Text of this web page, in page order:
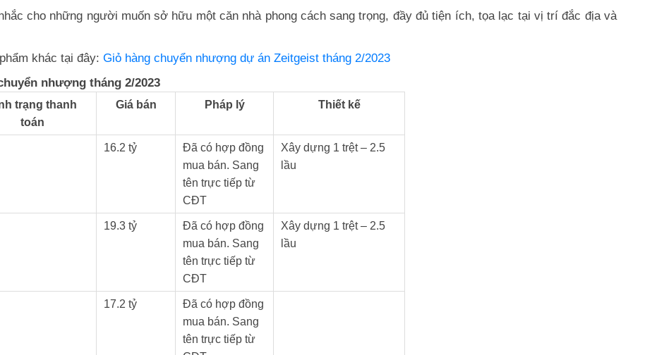
cho những người muốn sở hữu một căn nhà phong cách sang trọng, đầy đủ tiện ích, tọa lạc tại vị trí đắc địa và
khác tại đây: Giỏ hàng chuyển nhượng dự án Zeitgeist tháng 2/2023
nhượng tháng 2/2023
trạng thanh
toán
Giá bán Pháp lý Thiết kế
16.2 tỷ
Đã có hợp đồng
mua bán. Sang
tên trực tiếp từ
CĐT
Xây dựng 1 trệt – 2.5
lầu
19.3 tỷ
Đã có hợp đồng
mua bán. Sang
tên trực tiếp từ
CĐT
Xây dựng 1 trệt – 2.5
lầu
17.2 tỷ
Đã có hợp đồng
mua bán. Sang
tên trực tiếp từ